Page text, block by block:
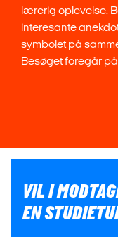
lærerig oplevelse.
interesante
symbolet på
Besøget foregår
VIL I
EN